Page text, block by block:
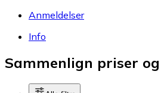
Anmeldelser
Info
Sammenlign priser